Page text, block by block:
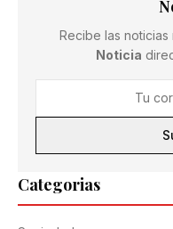
Categorias
Recibe las noticias
Noticia